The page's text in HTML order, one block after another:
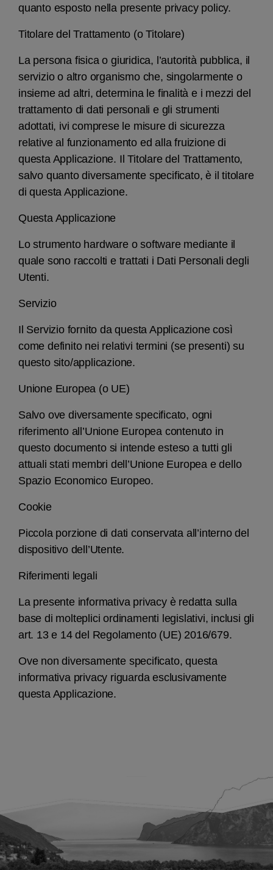
quanto esposto nella presente privacy policy.
Titolare del Trattamento (o Titolare)
La persona fisica o giuridica, l’autorità pubblica, il
servizio o altro organismo che, singolarmente o
insieme ad altri, determina le finalità e i mezzi del
trattamento di dati personali e gli strumenti
adottati, ivi comprese le misure di sicurezza
relative al funzionamento ed alla fruizione di
questa Applicazione. Il Titolare del Trattamento,
salvo quanto diversamente specificato, è il titolare
di questa Applicazione.
Questa Applicazione
Lo strumento hardware o software mediante il
quale sono raccolti e trattati i Dati Personali degli
Utenti.
Servizio
Il Servizio fornito da questa Applicazione così
come definito nei relativi termini (se presenti) su
questo sito/applicazione.
Unione Europea (o UE)
Salvo ove diversamente specificato, ogni
riferimento all’Unione Europea contenuto in
questo documento si intende esteso a tutti gli
attuali stati membri dell’Unione Europea e dello
Spazio Economico Europeo.
Cookie
Piccola porzione di dati conservata all’interno del
dispositivo dell’Utente.
Riferimenti legali
La presente informativa privacy è redatta sulla
base di molteplici ordinamenti legislativi, inclusi gli
art. 13 e 14 del Regolamento (UE) 2016/679.
Ove non diversamente specificato, questa
informativa privacy riguarda esclusivamente
questa Applicazione.